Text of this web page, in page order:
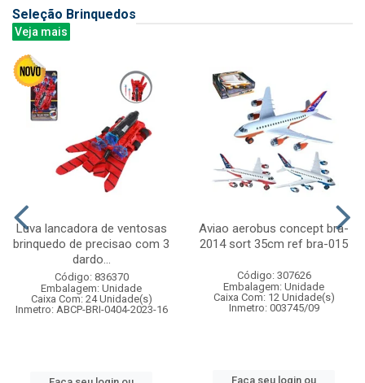
Seleção Brinquedos
Veja mais
Luva lancadora de ventosas
brinquedo de precisao com 3
dardo...
Código: 836370
Embalagem: Unidade
Caixa Com: 24 Unidade(s)
Inmetro: ABCP-BRI-0404-2023-16
Aviao aerobus concept bra-
2014 sort 35cm ref bra-015
Código: 307626
Embalagem: Unidade
Caixa Com: 12 Unidade(s)
Inmetro: 003745/09
Faça seu login ou